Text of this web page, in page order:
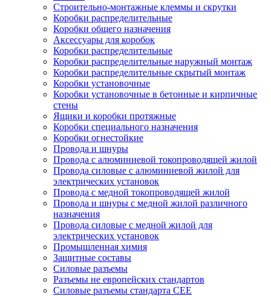
Строительно-монтажные клеммы и скрутки
Коробки распределительные
Коробки общего назначения
Аксессуары для коробок
Коробки распределительные
Коробки распределительные наружный монтаж
Коробки распределительные скрытый монтаж
Коробки установочные
Коробки установочные в бетонные и кирпичные
стены
Ящики и коробки протяжные
Коробки специального назначения
Коробки огнестойкие
Провода и шнуры
Провода с алюминиевой токопроводящей жилой
Провода силовые с алюминиевой жилой для
электрических установок
Провода с медной токопроводящей жилой
Провода и шнуры с медной жилой различного
назначения
Провода силовые с медной жилой для
электрических установок
Промышленная химия
Защитные составы
Силовые разъемы
Разъемы не европейских стандартов
Силовые разъемы стандарта CEE